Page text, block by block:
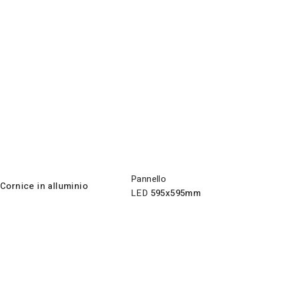
Cornice in alluminio
Pannello
LED 595x595mm